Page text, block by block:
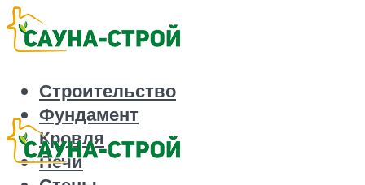
Строительство
Фундамент
Кровля
Печи